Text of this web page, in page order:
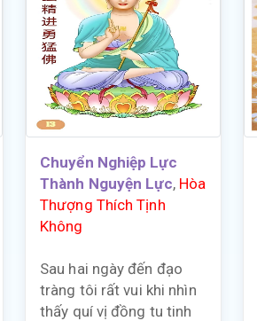
Chuyển Nghiệp Lực
Thành Nguyện Lực, Hòa
Thượng Thích Tịnh
Không
Sau hai ngày đến đạo
tràng tôi rất vui khi nhìn
thấy quí vị đồng tu tinh